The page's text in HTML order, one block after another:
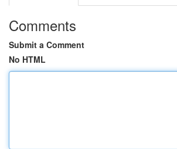
Comments
Submit a Comment
No HTML